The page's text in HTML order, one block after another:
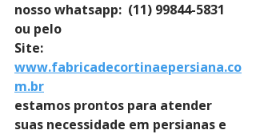
nosso whatsapp:  (11) 99844-5831
ou pelo
Site:
www.fabricadecortinaepersiana.co
m.br
estamos prontos para atender
suas necessidade em persianas e